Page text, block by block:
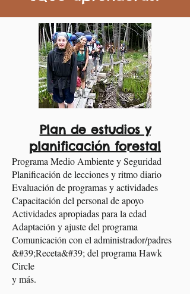
Plan de estudios y
planificación forestal
Programa Medio Ambiente y Seguridad
Planificación de lecciones y ritmo diario
Evaluación de programas y actividades
Capacitación del personal de apoyo
Actividades apropiadas para la edad
Adaptación y ajuste del programa
Comunicación con el administrador/padres
&#39;Receta&#39; del programa Hawk
Circle
y más.